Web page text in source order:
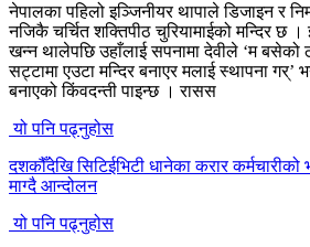
नेपालका पहिलो इञ्जिनीयर थापाले डिजाइन र
नजिकै चर्चित शक्तिपीठ चुरियामाईको मन्दिर छ
खन्न थालेपछि उहाँलाई सपनामा देवीले ‘म बसेको
सट्टामा एउटा मन्दिर बनाएर मलाई स्थापना गर्’
बनाएको किंवदन्ती पाइन्छ । रासस
यो पनि पढ्नुहोस
दशकौँदेखि सिटिईभिटी धानेका करार कर्मचारीको
माग्दै आन्दोलन
यो पनि पढ्नुहोस